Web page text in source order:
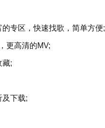
专区，快速找歌，简单方便;
更高清的MV;
;
下载;